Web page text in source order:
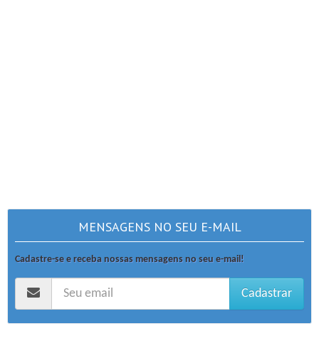
MENSAGENS NO SEU E-MAIL
Cadastre-se e receba nossas mensagens no seu e-mail!
Cadastrar